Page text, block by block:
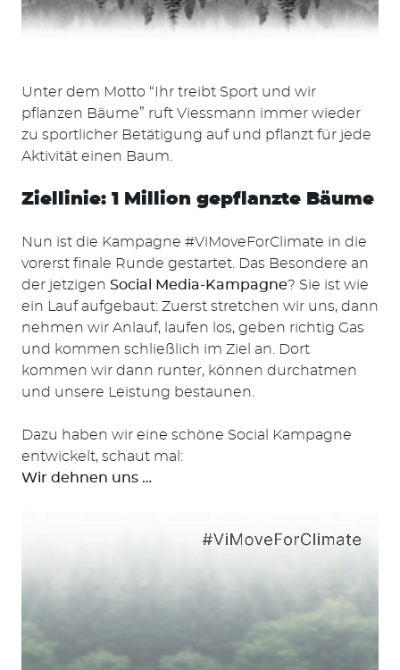
Unter dem Motto “Ihr treibt Sport und wir
pflanzen Bäume” ruft Viessmann immer wieder
zu sportlicher Betätigung auf und pflanzt für jede
Aktivität einen Baum.
Ziellinie: 1 Million gepflanzte Bäume
Nun ist die Kampagne #ViMoveForClimate in die
vorerst finale Runde gestartet. Das Besondere an
der jetzigen Social Media-Kampagne? Sie ist wie
ein Lauf aufgebaut: Zuerst stretchen wir uns, dann
nehmen wir Anlauf, laufen los, geben richtig Gas
und kommen schließlich im Ziel an. Dort
kommen wir dann runter, können durchatmen
und unsere Leistung bestaunen.
Dazu haben wir eine schöne Social Kampagne
entwickelt, schaut mal:
Wir dehnen uns …